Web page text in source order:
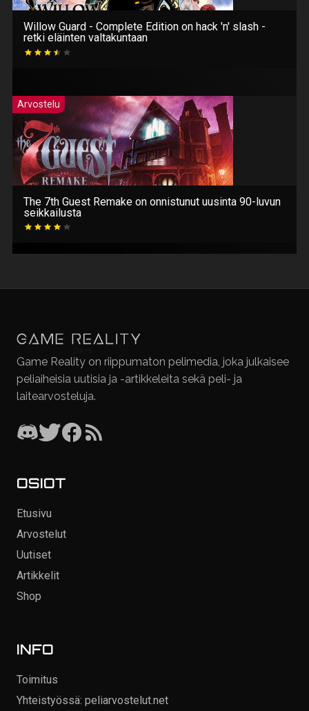
Willow Guard - Complete Edition on hack 'n' slash -
retki eläinten valtakuntaan
Arvostelu
The 7th Guest Remake on onnistunut uusinta 90-luvun
seikkailusta
Game Reality on riippumaton pelimedia, joka julkaisee
peliaiheisia uutisia ja -artikkeleita sekä peli- ja
laitearvosteluja.
OSIOT
Etusivu
Arvostelut
Uutiset
Artikkelit
Shop
INFO
Toimitus
Yhteistyössä: peliarvostelut.net